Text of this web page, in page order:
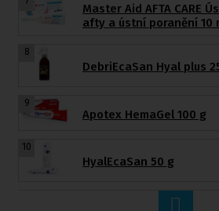
Master Aid AFTA CARE
afty a ústní poranění 10
8
DebriEcaSan Hyal plus
9
Apotex HemaGel 100 g
10
HyalEcaSan 50 g